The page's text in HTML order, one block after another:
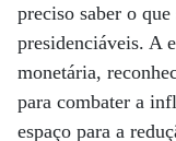
preciso saber o que
presidenciáveis. A
monetária,
para combater a
espaço para a